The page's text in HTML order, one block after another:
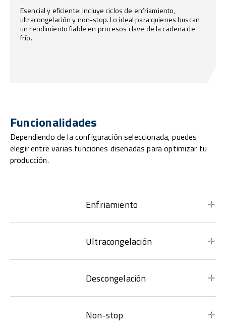
Esencial y eficiente: incluye ciclos de enfriamiento,
ultracongelación y non-stop. Lo ideal para quienes buscan
un rendimiento fiable en procesos clave de la cadena de
frío.
Funcionalidades
Dependiendo de la configuración seleccionada, puedes
elegir entre varias funciones diseñadas para optimizar tu
producción.
Enfriamiento
Ultracongelación
Descongelación
Non-stop